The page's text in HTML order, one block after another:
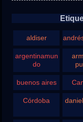
aldiser
argentinamun
do
buenos aires
Córdoba